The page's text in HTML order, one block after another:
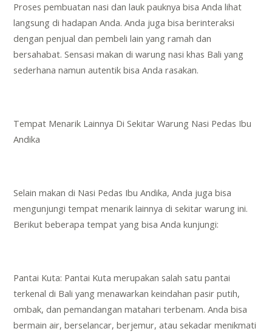
Proses pembuatan nasi dan lauk pauknya bisa Anda lihat
langsung di hadapan Anda. Anda juga bisa berinteraksi
dengan penjual dan pembeli lain yang ramah dan
bersahabat. Sensasi makan di warung nasi khas Bali yang
sederhana namun autentik bisa Anda rasakan.
Tempat Menarik Lainnya Di Sekitar Warung Nasi Pedas Ibu
Andika
Selain makan di Nasi Pedas Ibu Andika, Anda juga bisa
mengunjungi tempat menarik lainnya di sekitar warung ini.
Berikut beberapa tempat yang bisa Anda kunjungi:
Pantai Kuta: Pantai Kuta merupakan salah satu pantai
terkenal di Bali yang menawarkan keindahan pasir putih,
ombak, dan pemandangan matahari terbenam. Anda bisa
bermain air, berselancar, berjemur, atau sekadar menikmati